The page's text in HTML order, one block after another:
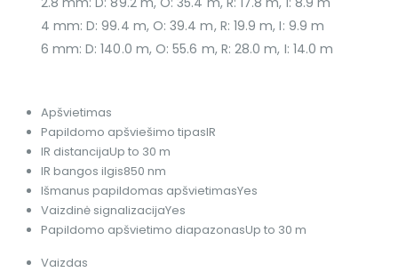
4 mm: D: 99.4 m, O: 39.4 m, R: 19.9 m, I: 9.9 m
6 mm: D: 140.0 m, O: 55.6 m, R: 28.0 m, I: 14.0 m
Apšvietimas
Papildomo apšviešimo tipasIR
IR distancijaUp to 30 m
IR bangos ilgis850 nm
Išmanus papildomas apšvietimasYes
Vaizdinė signalizacijaYes
Papildomo apšvietimo diapazonasUp to 30 m
Vaizdas